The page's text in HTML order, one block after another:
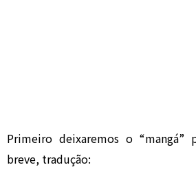
Primeiro deixaremos o “mangá”
breve, tradução: